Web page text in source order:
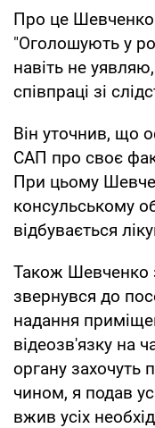
Про це Шевченко
"Оголошують у
навіть не
співпраці зі
Він уточнив, що
САП про своє
При цьому
консульському
відбувається
Також Шевченко
звернувся до
надання
відеозв'язку на
органу захочуть
чином, я подав
вжив усіх